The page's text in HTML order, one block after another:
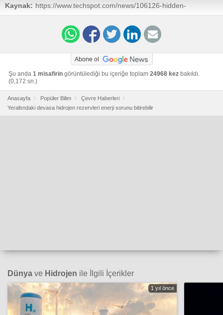
Kaynak: https://www.techspot.com/news/106126-hidden-
underground-hydrogen-reserves-could-power-earth-
energy.html
Abone ol
Şu anda 1 misafirin görüntülediği bu içeriğe toplam 24968 kez bakıldı.
(0,172 sn.)
Anasayfa Popüler Bilim
Çevre Haberleri
Yeraltındaki devasa hidrojen rezervleri enerji sorunu bitirebilir
Dünya ve Hidrojen ile İlgili İçerikler
1 yıl önce